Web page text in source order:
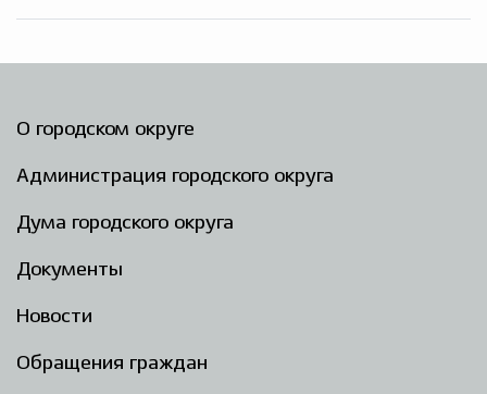
О городском округе
Администрация городского округа
Дума городского округа
Документы
Новости
Обращения граждан